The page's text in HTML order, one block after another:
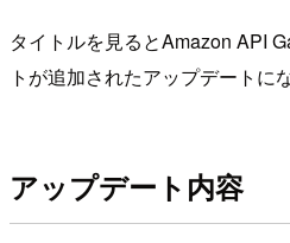
タイトルを見るとAmazon API
トが追加されたアップデートに
アップデート内容